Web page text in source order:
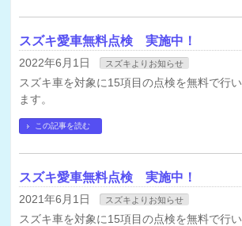
スズキ愛車無料点検 実施中！
2022年6月1日 スズキよりお知らせ
スズキ車を対象に15項目の点検を無料で行い
ます。
この記事を読む
スズキ愛車無料点検 実施中！
2021年6月1日 スズキよりお知らせ
スズキ車を対象に15項目の点検を無料で行い